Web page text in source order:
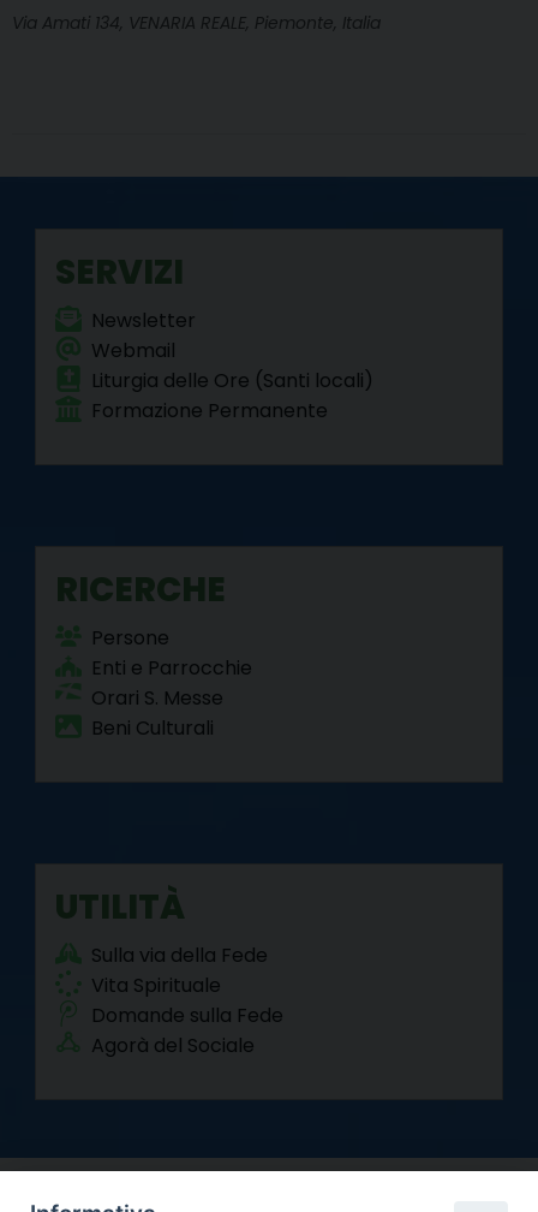
Via Amati 134, VENARIA REALE, Piemonte, Italia
SERVIZI
Newsletter
Webmail
Liturgia delle Ore (Santi locali)
Formazione Permanente
RICERCHE
Persone
Enti e Parrocchie
Orari S. Messe
Beni Culturali
UTILITÀ
Sulla via della Fede
Vita Spirituale
Domande sulla Fede
Agorà del Sociale